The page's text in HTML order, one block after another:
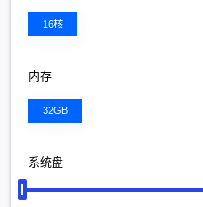
16核
内存
32GB
系统盘